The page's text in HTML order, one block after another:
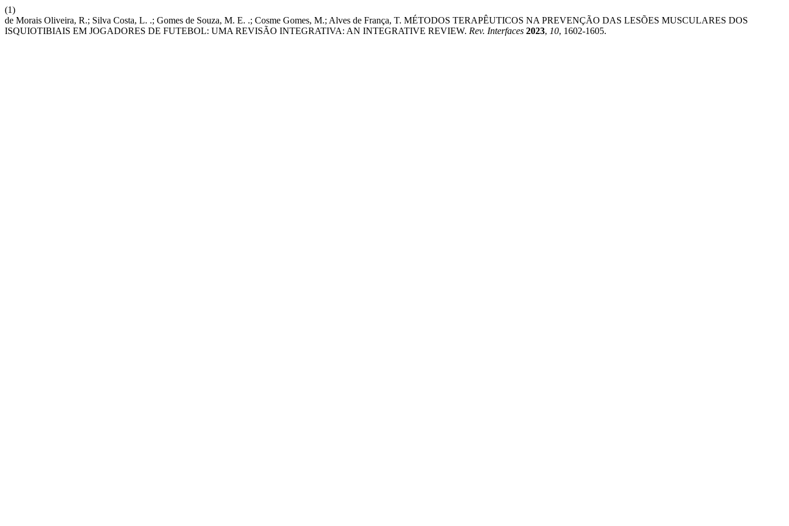
(1)
de Morais Oliveira, R.; Silva Costa, L. .; Gomes de Souza, M. E. .; Cosme Gomes, M.; Alves de França, T. MÉTODOS TERAPÊUTICOS NA PREVENÇÃO DAS LESÕES MUSCULARES DOS
ISQUIOTIBIAIS EM JOGADORES DE FUTEBOL: UMA REVISÃO INTEGRATIVA: AN INTEGRATIVE REVIEW. Rev. Interfaces 2023, 10, 1602-1605.